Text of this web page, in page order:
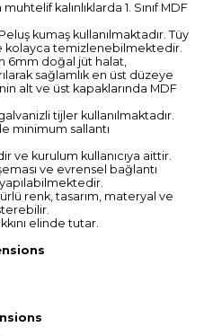
kalınlıklarda 1. Sınıf MDF
kumaş kullanılmaktadır. Tüy
kolayca temizlenebilmektedir.
6mm doğal jüt halat,
sağlamlık en üst düzeye
alt ve üst kapaklarında MDF
tijler kullanılmaktadır.
minimum sallantı
ve kurulum kullanıcıya aittir.
ve evrensel bağlantı
renk, tasarım, materyal ve
elinde tutar.